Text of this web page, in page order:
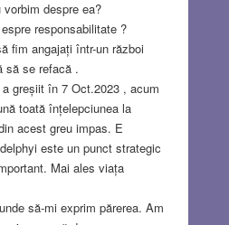
despre ea?
responsabilitate ?
fim angajați într-un război
să se refacă .
greșiit în 7 Oct.2023 , acum
toată înțelepciunea la
acest greu impas. E
este un punct strategic
Mai ales viața
să-mi exprim părerea. Am